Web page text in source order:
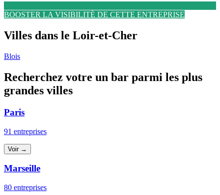
BOOSTER LA VISIBILITÉ DE CETTE ENTREPRISE
Villes dans le Loir-et-Cher
Blois
Recherchez votre un bar parmi les plus
grandes villes
Paris
91 entreprises
Voir →
Marseille
80 entreprises